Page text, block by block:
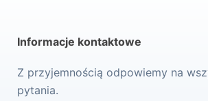
Informacje kontaktowe
Z przyjemnością odpowiemy na
pytania.